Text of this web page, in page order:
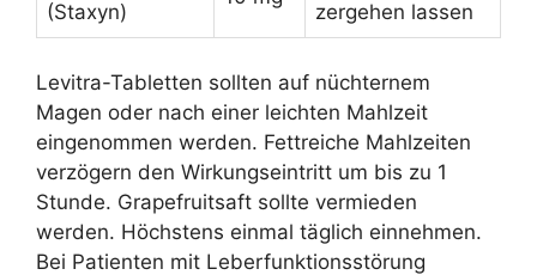
(Staxyn)
zergehen lassen
Levitra-Tabletten sollten auf nüchternem
Magen oder nach einer leichten Mahlzeit
eingenommen werden. Fettreiche Mahlzeiten
verzögern den Wirkungseintritt um bis zu 1
Stunde. Grapefruitsaft sollte vermieden
werden. Höchstens einmal täglich einnehmen.
Bei Patienten mit Leberfunktionsstörung